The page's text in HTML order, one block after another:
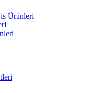
Ürünleri